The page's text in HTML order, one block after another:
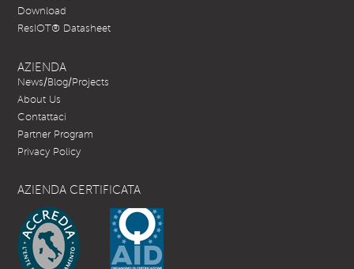
Download
ResIOT® Datasheet
AZIENDA
News/Blog/Projects
About Us
Contattaci
Partner Program
Privacy Policy
AZIENDA CERTIFICATA